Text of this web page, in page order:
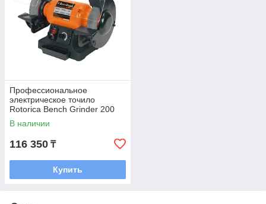
Профессиональное
электрическое точило
Rotorica Bench Grinder 200
В наличии
116 350 ₸
Купить